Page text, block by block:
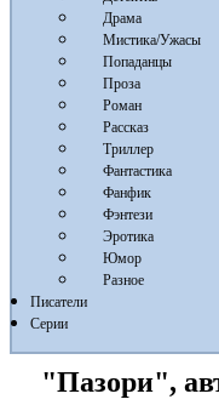
Драма
Мистика/Ужасы
Попаданцы
Проза
Роман
Рассказ
Триллер
Фантастика
Фанфик
Фэнтези
Эротика
Юмор
Разное
Писатели
Серии
"Пазори",